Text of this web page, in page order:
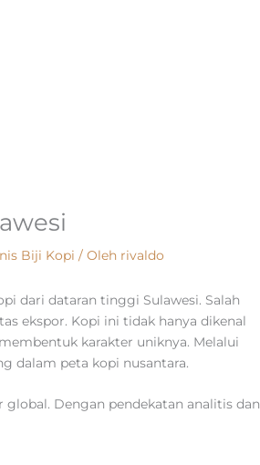
Biji Kopi / Oleh rivaldo
dari dataran tinggi Sulawesi. Salah
ekspor. Kopi ini tidak hanya dikenal
karakter uniknya. Melalui
dalam peta kopi nusantara.
Dengan pendekatan analitis dan